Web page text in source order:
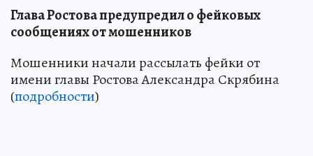
Глава Ростова предупредил о фейковых
сообщениях от мошенников
Мошенники начали рассылать фейки от
имени главы Ростова Александра Скрябина
(подробности)